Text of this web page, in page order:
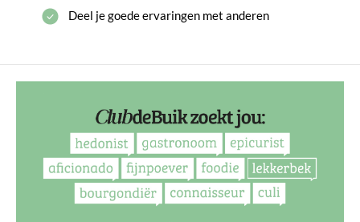
Deel je goede ervaringen met anderen